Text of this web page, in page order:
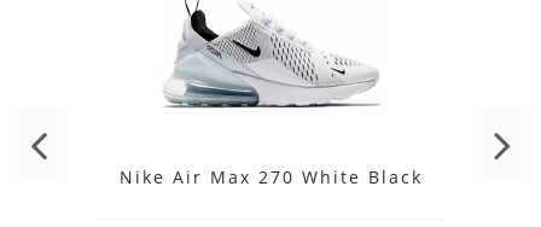
Nike Air Max 270 White Black